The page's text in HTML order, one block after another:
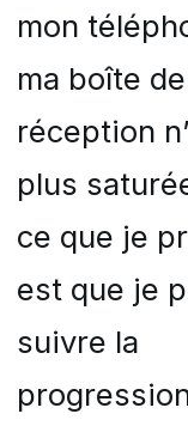
mon
ma boîte de
réception
plus
ce que je
est que je
suivre la